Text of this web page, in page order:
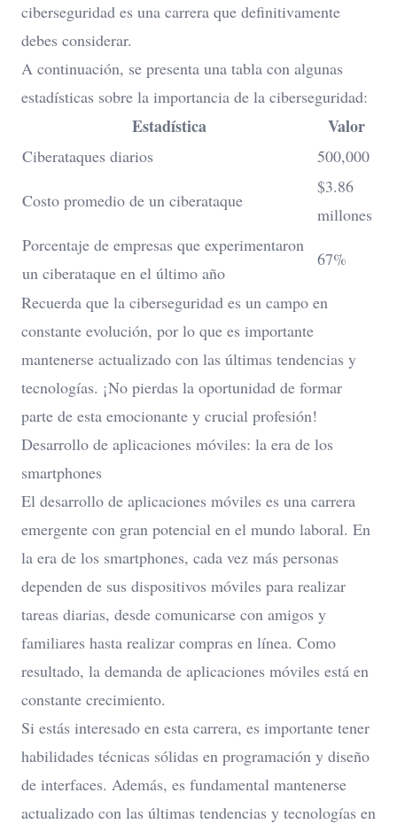
ciberseguridad es una carrera que definitivamente
debes considerar.
A continuación, se presenta una tabla con algunas
estadísticas sobre la importancia de la ciberseguridad:
Estadística Valor
Ciberataques diarios 500,000
Costo promedio de un ciberataque
$3.86
millones
Porcentaje de empresas que experimentaron
un ciberataque en el último año
67%
Recuerda que la ciberseguridad es un campo en
constante evolución, por lo que es importante
mantenerse actualizado con las últimas tendencias y
tecnologías. ¡No pierdas la oportunidad de formar
parte de esta emocionante y crucial profesión!
Desarrollo de aplicaciones móviles: la era de los
smartphones
El desarrollo de aplicaciones móviles es una carrera
emergente con gran potencial en el mundo laboral. En
la era de los smartphones, cada vez más personas
dependen de sus dispositivos móviles para realizar
tareas diarias, desde comunicarse con amigos y
familiares hasta realizar compras en línea. Como
resultado, la demanda de aplicaciones móviles está en
constante crecimiento.
Si estás interesado en esta carrera, es importante tener
habilidades técnicas sólidas en programación y diseño
de interfaces. Además, es fundamental mantenerse
actualizado con las últimas tendencias y tecnologías en